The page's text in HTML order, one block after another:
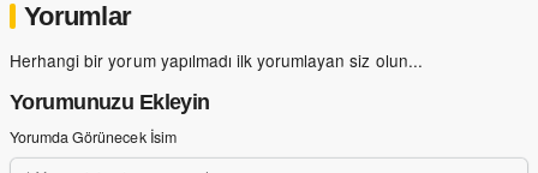
Yorumlar
Herhangi bir yorum yapılmadı ilk yorumlayan siz olun...
Yorumunuzu Ekleyin
Yorumda Görünecek İsim